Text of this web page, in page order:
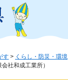
このページの本文へ
す > くらし・防災・環境
社和成工業所）